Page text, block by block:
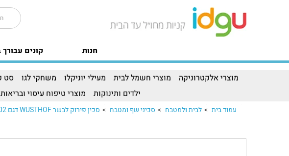
קונים חנות
מוצרי אלקטרוניקה מוצרי חשמל לבית מעילי יוניקלו משחקי לגו סט
ילדים ותינוקות
מוצרי טיפוח עיסוי ובריאות
עמוד בית > לבית ולמטבח > סכיני שף ומטבח > סכין פירוק לבשר WUSTHOF דגם 4602